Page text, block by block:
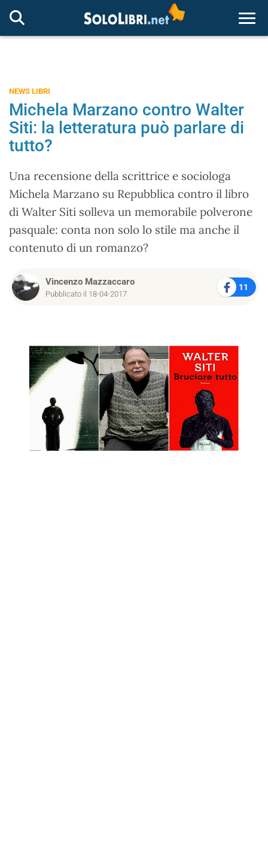
NEWS LIBRI
Michela Marzano contro Walter
Siti: la letteratura può parlare di
tutto?
Una recensione della scrittrice e sociologa
Michela Marzano su Repubblica contro il libro
di Walter Siti solleva un memorabile polverone
pasquale: conta non solo lo stile ma anche il
contenuto di un romanzo?
Vincenzo Mazzaccaro
Pubblicato il 18-04-2017
11